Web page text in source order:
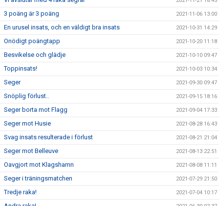
3 poäng är 3 poäng 2021-11-06 13:00
En urusel insats, och en väldigt bra insats 2021-10-31 14:29
Onödigt poängtapp 2021-10-20 11:18
Besvikelse och glädje 2021-10-10 09:47
Toppinsats! 2021-10-03 10:34
Seger 2021-09-30 09:47
Snöplig förlust.. 2021-09-15 18:16
Seger borta mot Flagg 2021-09-04 17:33
Seger mot Husie 2021-08-28 16:43
Svag insats resulterade i förlust 2021-08-21 21:04
Seger mot Belleuve 2021-08-13 22:51
Oavgjort mot Klagshamn 2021-08-08 11:11
Seger i träningsmatchen 2021-07-29 21:50
Tredje raka! 2021-07-04 10:17